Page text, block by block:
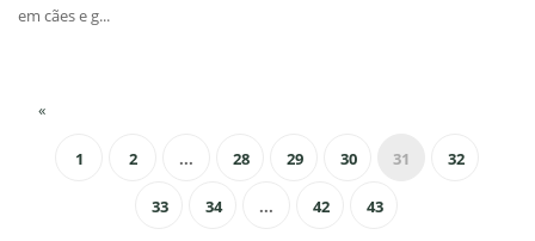
em cães e g...
«
1 2 ... 28 29 30 31 32
33 34 ... 42 43